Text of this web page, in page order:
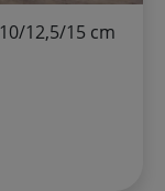
12,5/15 cm